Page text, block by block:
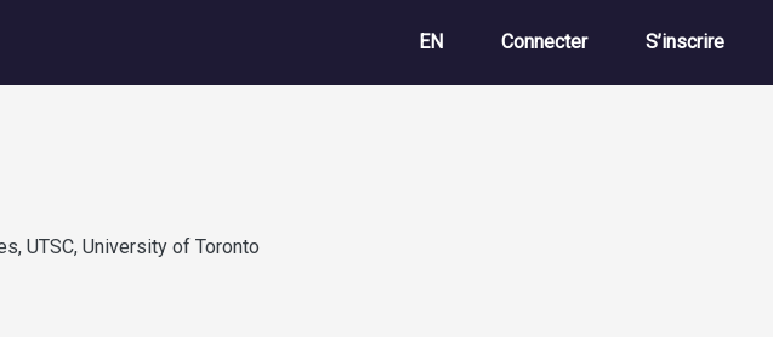
EN Menu du compte
Connecter S’inscrire
UTSC, University of Toronto